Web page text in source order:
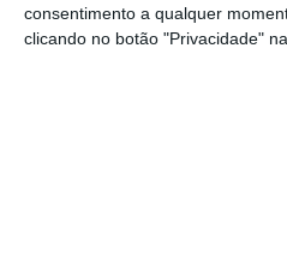
consentimento a qualquer
clicando no botão "Privacidade"